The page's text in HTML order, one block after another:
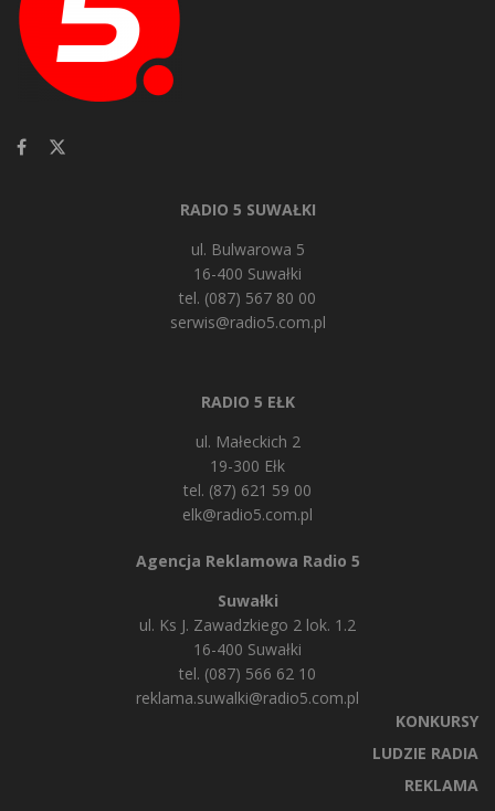
RADIO 5 SUWAŁKI
ul. Bulwarowa 5
16-400 Suwałki
tel. (087) 567 80 00
serwis@radio5.com.pl
RADIO 5 EŁK
ul. Małeckich 2
19-300 Ełk
tel. (87) 621 59 00
elk@radio5.com.pl
Agencja Reklamowa Radio 5
Suwałki
ul. Ks J. Zawadzkiego 2 lok. 1.2
16-400 Suwałki
tel. (087) 566 62 10
reklama.suwalki@radio5.com.pl
KONKURSY
LUDZIE RADIA
REKLAMA